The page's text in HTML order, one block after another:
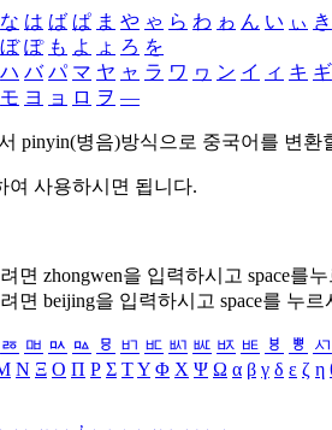
な は ば ぱ ま や ゃ ら わ ゎ ん い ぃ き
ぼ ぽ も よ ょ ろ を
ハ バ パ マ ヤ ャ ラ ワ ヮ ン イ ィ キ ギ
モ ヨ ョ ロ ヲ ―
pinyin(병음)방식으로 중국어를 변환
여 사용하시면 됩니다.
면 zhongwen을 입력하시고 space를
면 beijing을 입력하시고 space를 누
ㅭ ㅮ ㅯ ㅰ ㅱ ㅲ ㅳ ㅴ ㅵ ㅶ ㅷ ㅸ ㅹ ㅺ
Ν Ξ Ο Π Ρ Σ ΤΥ Φ Χ Ψ Ω α β γ δ ε ζ η